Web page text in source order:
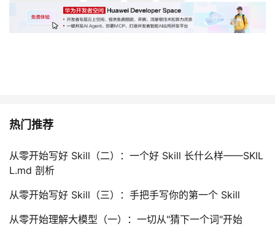
热门推荐
从零开始写好 Skill（二）：一个好 Skill 长什么样——SKIL
L.md 剖析
从零开始写好 Skill（三）：手把手写你的第一个 Skill
从零开始理解大模型（一）：一切从"猜下一个词"开始